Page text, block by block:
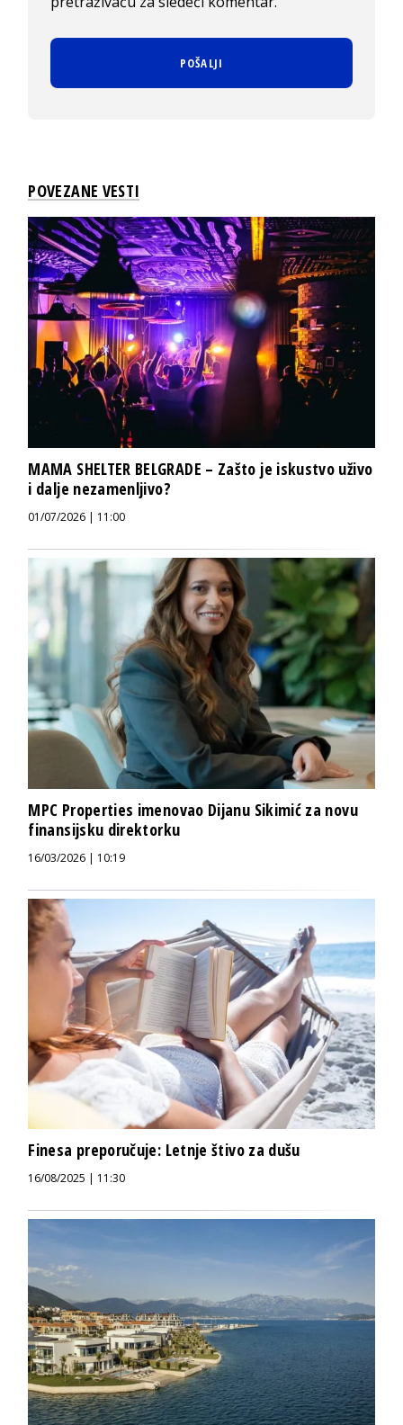
POVEZANE VESTI
MAMA SHELTER BELGRADE – Zašto je iskustvo uživo
i dalje nezamenljivo?
01/07/2026 | 11:00
MPC Properties imenovao Dijanu Sikimić za novu
finansijsku direktorku
16/03/2026 | 10:19
Finesa preporučuje: Letnje štivo za dušu
16/08/2025 | 11:30